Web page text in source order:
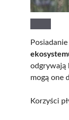
odgrywają
mogą one
Korzyści